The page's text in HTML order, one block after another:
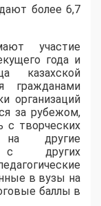
более 6,7
участие
года и
казахской
гражданами
организаций
за рубежом,
с творческих
на другие
с других
в вузы на
баллы в